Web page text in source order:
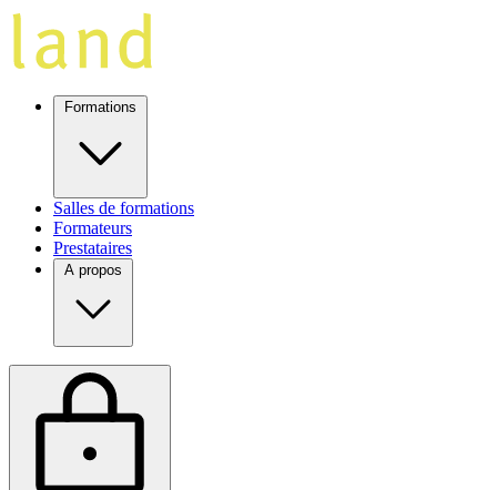
Formations
Salles de formations
Formateurs
Prestataires
A propos